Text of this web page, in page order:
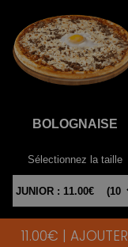
BOLOGNAISE
Sélectionnez la taille
|
11.00€ | AJOUTER